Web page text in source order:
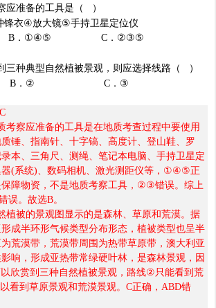
应准备的工具是（
）
锋衣④放大镜⑤手持卫星定位仪
． ①④⑤ C ． ②③⑤
三种典型自然植被景观，则应选择线路（
）
． ② C ． ③
C
考察应准备的工具是在地质考查过程中要使用
锤、指南针、十字镐、高度计、登山鞋、罗
本、三角尺、测绳、笔记本电脑、手持卫星定
(系统)、数码相机、激光测距仪等， ①④⑤正
障物资，不是地质考察工具， ②③错误。综上
误。故选B。
植被的景观图显示的是森林、草原和荒漠。据
成半环形气候类型分布形态，植被类型也呈半
荒漠带，荒漠带周围为热带草原带，澳大利亚
响，形成亚热带常绿硬叶林，是森林景观，因
欣赏到三种自然植被景观，路线②只能看到荒
看到草原景观和荒漠景观。C正确，ABD错